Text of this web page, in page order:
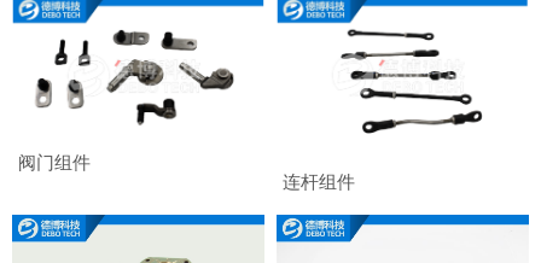
阀门组件
连杆组件